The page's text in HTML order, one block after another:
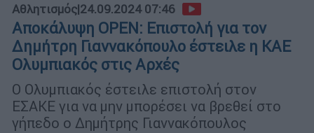
Αθλητισμός|24.09.2024 07:46
Aποκάλυψη OPEN: Επιστολή για τον
Δημήτρη Γιαννακόπουλο έστειλε η ΚΑΕ
Ολυμπιακός στις Αρχές
Ο Ολυμπιακός έστειλε επιστολή στον
ΕΣΑΚΕ για να μην μπορέσει να βρεθεί στο
γήπεδο ο Δημήτρης Γιαννακόπουλος